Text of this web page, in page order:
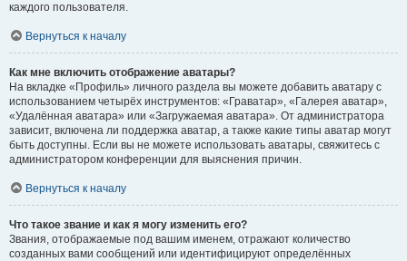
каждого пользователя.
Вернуться к началу
Как мне включить отображение аватары?
На вкладке «Профиль» личного раздела вы можете добавить аватару с
использованием четырёх инструментов: «Граватар», «Галерея аватар»,
«Удалённая аватара» или «Загружаемая аватара». От администратора
зависит, включена ли поддержка аватар, а также какие типы аватар могут
быть доступны. Если вы не можете использовать аватары, свяжитесь с
администратором конференции для выяснения причин.
Вернуться к началу
Что такое звание и как я могу изменить его?
Звания, отображаемые под вашим именем, отражают количество
созданных вами сообщений или идентифицируют определённых